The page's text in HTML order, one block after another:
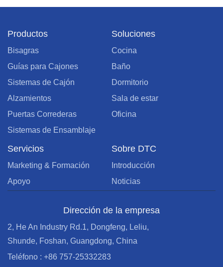
Productos
Bisagras
Guías para Cajones
Sistemas de Cajón
Alzamientos
Puertas Correderas
Sistemas de Ensamblaje
Soluciones
Cocina
Baño
Dormitorio
Sala de estar
Oficina
Servicios
Marketing & Formación
Apoyo
Sobre DTC
Introducción
Noticias
Dirección de la empresa
2, He An Industry Rd.1, Dongfeng, Leliu,
Shunde, Foshan, Guangdong, China
Teléfono : +86 757-25332283